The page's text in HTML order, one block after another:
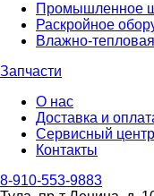
Промышленное
Раскройное
Влажно-
Запчасти
О нас
Доставка и
Сервисный центр
Контакты
8-910-553-9883